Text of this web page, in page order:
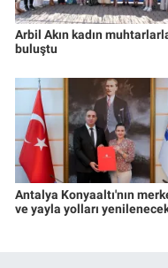
Arbil Akın kadın
buluştu
Antalya Konyaaltı'nın
ve yayla yolları